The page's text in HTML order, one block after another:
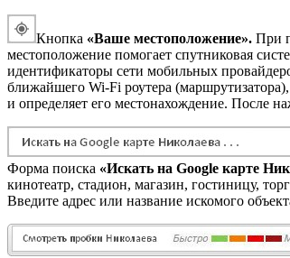
Кнопка «Ваше местоположение». При
местоположение помогает спутниковая
идентификаторы сети мобильных
ближайшего Wi-Fi роутера
и определяет его местонахождение. После
Форма поиска «Искать на Google карте
кинотеатр, стадион, магазин, гостиницу,
Введите адрес или название искомого